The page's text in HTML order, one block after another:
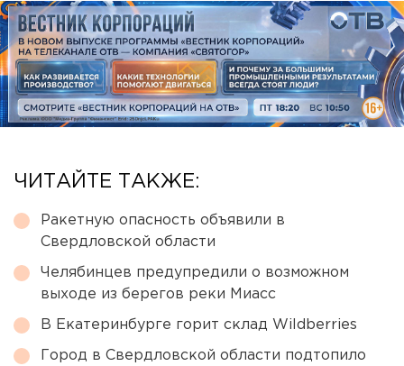
ЧИТАЙТЕ ТАКЖЕ:
Ракетную опасность объявили в
Свердловской области
Челябинцев предупредили о возможном
выходе из берегов реки Миасс
В Екатеринбурге горит склад Wildberries
Город в Свердловской области подтопило